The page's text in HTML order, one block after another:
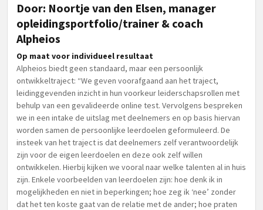
Door: Noortje van den Elsen, manager
opleidingsportfolio/trainer & coach
Alpheios
Op maat voor individueel resultaat
Alpheios biedt geen standaard, maar een persoonlijk
ontwikkeltraject: “We geven voorafgaand aan het traject,
leidinggevenden inzicht in hun voorkeur leiderschapsrollen met
behulp van een gevalideerde online test. Vervolgens bespreken
we in een intake de uitslag met deelnemers en op basis hiervan
worden samen de persoonlijke leerdoelen geformuleerd. De
insteek van het traject is dat deelnemers zelf verantwoordelijk
zijn voor de eigen leerdoelen en deze ook zelf willen
ontwikkelen. Hierbij kijken we vooral naar welke talenten al in huis
zijn. Enkele voorbeelden van leerdoelen zijn: hoe denk ik in
mogelijkheden en niet in beperkingen; hoe zeg ik ‘nee’ zonder
dat het ten koste gaat van de relatie met de ander; hoe praten